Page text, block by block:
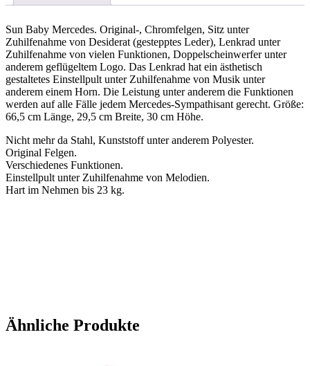
Sun Baby Mercedes. Original-, Chromfelgen, Sitz unter
Zuhilfenahme von Desiderat (gestepptes Leder), Lenkrad unter
Zuhilfenahme von vielen Funktionen, Doppelscheinwerfer unter
anderem geflügeltem Logo. Das Lenkrad hat ein ästhetisch
gestaltetes Einstellpult unter Zuhilfenahme von Musik unter
anderem einem Horn. Die Leistung unter anderem die Funktionen
werden auf alle Fälle jedem Mercedes-Sympathisant gerecht. Größe:
66,5 cm Länge, 29,5 cm Breite, 30 cm Höhe.
Nicht mehr da Stahl, Kunststoff unter anderem Polyester.
Original Felgen.
Verschiedenes Funktionen.
Einstellpult unter Zuhilfenahme von Melodien.
Hart im Nehmen bis 23 kg.
Ähnliche Produkte